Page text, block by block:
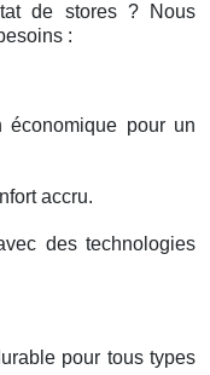
de stores ? Nous
:
économique pour un
accru.
des technologies
pour tous types